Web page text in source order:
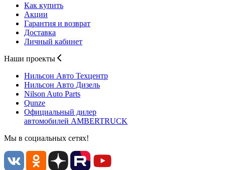
Как купить
Акции
Гарантия и возврат
Доставка
Личный кабинет
Наши проекты
Нильсон Авто Техцентр
Нильсон Авто Дизель
Nilson Auto Parts
Qunze
Официальный дилер
автомобилей AMBERTRUCK
Мы в социальных сетях!